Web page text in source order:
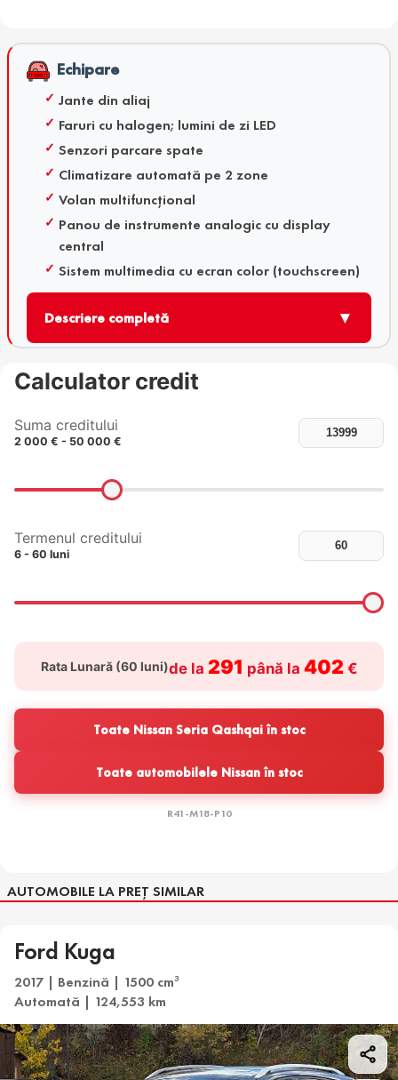
Echipare
Jante din aliaj
Faruri cu halogen; lumini de zi LED
Senzori parcare spate
Climatizare automată pe 2 zone
Volan multifuncțional
Panou de instrumente analogic cu display
central
Sistem multimedia cu ecran color (touchscreen)
Descriere completă ▼
Calculator credit
Suma creditului
2 000 € - 50 000 €
Termenul creditului
6 - 60 luni
Rata Lunară (60 luni)de la 291 până la 402 €
Toate Nissan Seria Qashqai în stoc
Toate automobilele Nissan în stoc
R41-M18-P10
AUTOMOBILE LA PREȚ SIMILAR
Ford Kuga
2017 | Benzină | 1500 cm3
Automată | 124,553 km